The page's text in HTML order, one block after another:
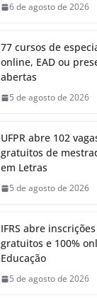
6 de agosto de 2026
77 cursos de
online, EAD ou
abertas
5 de agosto de 2026
UFPR abre 102
gratuitos de
em Letras
5 de agosto de 2026
IFRS abre
gratuitos e 100%
Educação
5 de agosto de 2026